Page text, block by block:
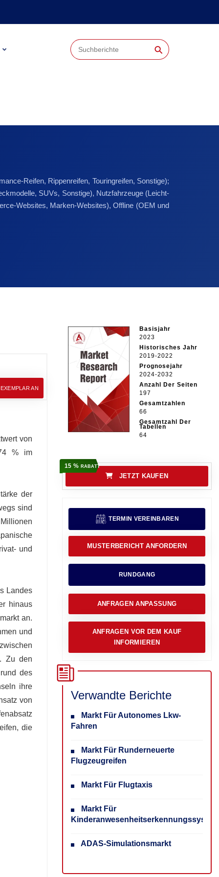
⚲
Reifen, Rippenreifen, Touringreifen, Sonstige);
SUVs, Sonstige), Nutzfahrzeuge (Leicht-
Websites, Marken-Websites), Offline (OEM und
AN
von
% im
der
sind
und
Landes
hinaus
an.
und
Zu den
des
ihre
von
die
Basisjahr
2023
Historisches Jahr
2019-2022
Prognosejahr
2024-2032
Anzahl Der Seiten
197
Gesamtzahlen
66
Gesamtzahl Der
Tabellen
64
15 % RABATT
JETZT KAUFEN
TERMIN VEREINBAREN
MUSTERBERICHT ANFORDERN
RUNDGANG
ANFRAGEN ANPASSUNG
ANFRAGEN VOR DEM KAUF
INFORMIEREN
Verwandte Berichte
Markt Für Autonomes Lkw-
Fahren
Markt Für Runderneuerte
Flugzeugreifen
Markt Für Flugtaxis
Markt Für
ADAS-Simulationsmarkt